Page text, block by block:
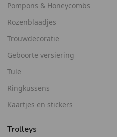
Pompons & Honeycombs
Rozenblaadjes
Trouwdecoratie
Geboorte versiering
Tule
Ringkussens
Kaartjes en stickers
Trolleys